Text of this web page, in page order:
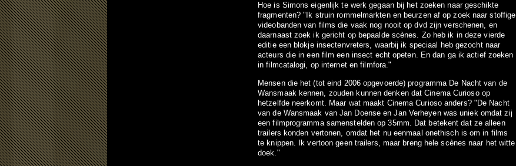
Hoe is Simons eigenlijk te werk gegaan bij het zoeken naar geschikte
fragmenten? "Ik struin rommelmarkten en beurzen af op zoek naar stoffige
videobanden van films die vaak nog nooit op dvd zijn verschenen, en
daarnaast zoek ik gericht op bepaalde scènes. Zo heb ik in deze vierde
editie een blokje insectenvreters, waarbij ik speciaal heb gezocht naar
acteurs die in een film een insect echt opeten. En dan ga ik actief zoeken
in filmcatalogi, op internet en filmfora."
Mensen die het (tot eind 2006 opgevoerde) programma De Nacht van de
Wansmaak kennen, zouden kunnen denken dat Cinema Curioso op
hetzelfde neerkomt. Maar wat maakt Cinema Curioso anders? "De Nacht
van de Wansmaak van Jan Doense en Jan Verheyen was uniek omdat zij
een filmprogramma samenstelden op 35mm. Dat betekent dat ze alleen
trailers konden vertonen, omdat het nu eenmaal onethisch is om in films
te knippen. Ik vertoon geen trailers, maar breng hele scènes naar het witte
doek."